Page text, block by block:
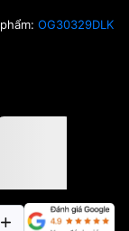
OG30329DLK